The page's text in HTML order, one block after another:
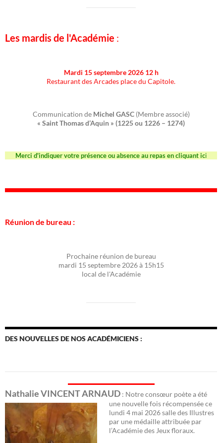
Les mardis de l'Académie :
Mardi 15 septembre 2026 12 h
Restaurant des Arcades place du Capitole.
Communication de Michel GASC (Membre associé)
« Saint Thomas d’Aquin » (1225 ou 1226 – 1274)
Merci d'indiquer votre présence ou absence au repas en cliquant ici
Réunion de bureau :
Prochaine réunion de bureau
mardi 15 septembre 2026 à 15h15
local de l'Académie
DES NOUVELLES DE NOS ACADÉMICIENS :
Nathalie VINCENT ARNAUD : Notre consœur poète a été
une nouvelle fois récompensée ce
lundi 4 mai 2026 salle des Illustres
par une médaille attribuée par
l’Académie des Jeux floraux.